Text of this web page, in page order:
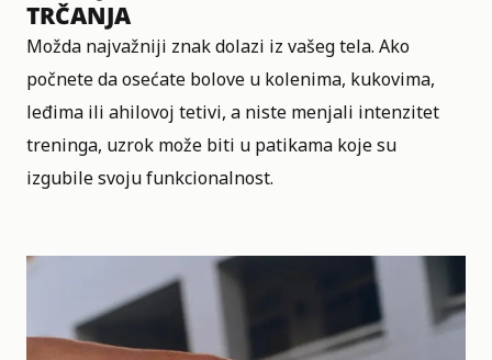
TRČANJA
Možda najvažniji znak dolazi iz vašeg tela. Ako
počnete da osećate bolove u kolenima, kukovima,
leđima ili ahilovoj tetivi, a niste menjali intenzitet
treninga, uzrok može biti u patikama koje su
izgubile svoju funkcionalnost.